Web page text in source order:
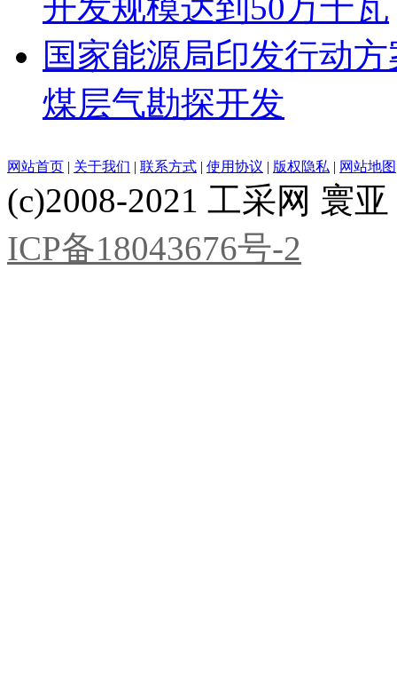
国家能源局印发行动
煤层气勘探开发
网站首页 | 关于我们 | 联系方式 | 使用协议 | 版权隐私 | 网站地图
(c)2008-2021 工采网 寰
ICP备18043676号-2